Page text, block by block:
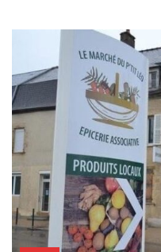
et les animations
Decize.